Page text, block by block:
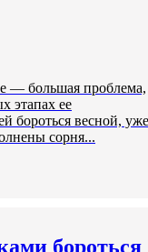
— большая проблема,
этапах ее
бороться весной, уже
сорня...
бороться